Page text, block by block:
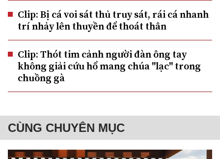
Clip: Bị cá voi sát thủ truy sát, rái cá nhanh
trí nhảy lên thuyền để thoát thân
Clip: Thót tim cảnh người đàn ông tay
không giải cứu hổ mang chúa "lạc" trong
chuồng gà
CÙNG CHUYÊN MỤC